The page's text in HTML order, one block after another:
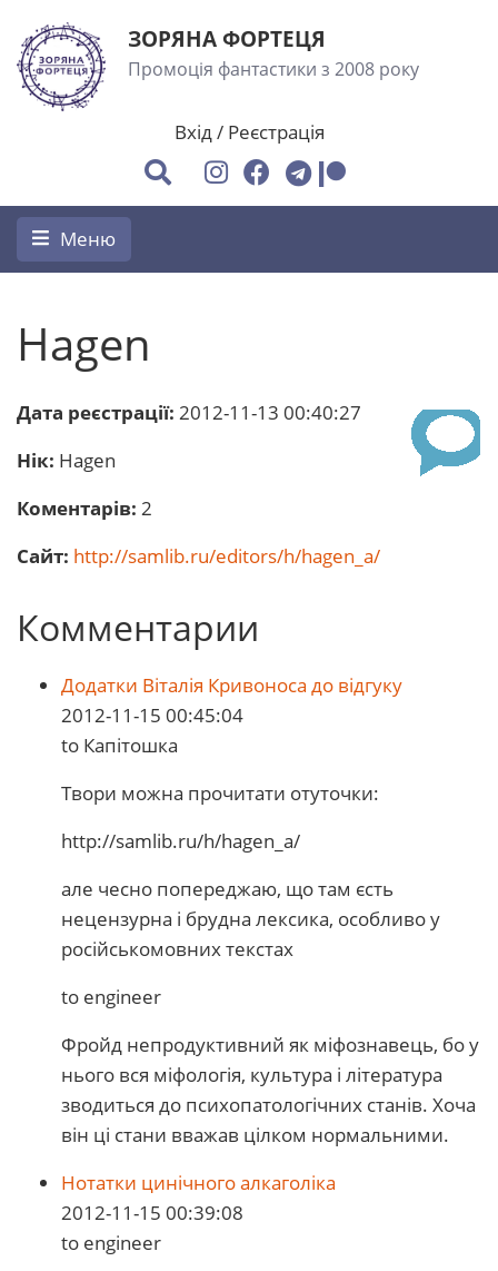
ЗОРЯНА ФОРТЕЦЯ
Промоція фантастики з 2008 року
Вхід/ Реєстрація
Меню
Hagen
Дата реєстрації: 2012-11-13 00:40:27
Нік: Hagen
Коментарів: 2
Сайт: http://samlib.ru/editors/h/hagen_a/
Комментарии
Додатки Віталія Кривоноса до відгуку
2012-11-15 00:45:04
to Капітошка
Твори можна прочитати отуточки:
http://samlib.ru/h/hagen_a/
але чесно попереджаю, що там єсть
нецензурна і брудна лексика, особливо у
російськомовних текстах
to engineer
Фройд непродуктивний як міфознавець, бо у
нього вся міфологія, культура і література
зводиться до психопатологічних станів. Хоча
він ці стани вважав цілком нормальними.
Нотатки цинічного алкаголіка
2012-11-15 00:39:08
to engineer